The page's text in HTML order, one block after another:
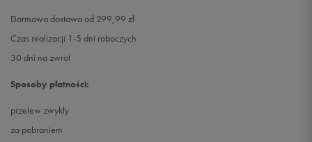
Darmowa dostawa od 299,99 zł
Czas realizacji 1-5 dni roboczych
30 dni na zwrot
Sposoby płatności:
przelew zwykły
za pobraniem